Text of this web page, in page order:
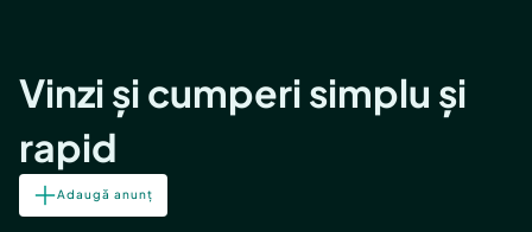
Vinzi și cumperi simplu și
rapid
Adaugă anunț